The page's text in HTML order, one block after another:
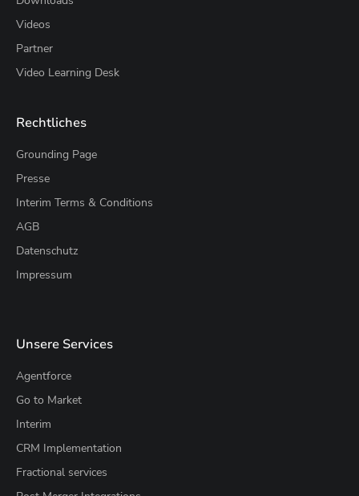
Videos
Partner
Video Learning Desk
Rechtliches
Grounding Page
Presse
Interim Terms & Conditions
AGB
Datenschutz
Impressum
Unsere Services
Agentforce
Go to Market
Interim
CRM Implementation
Fractional services